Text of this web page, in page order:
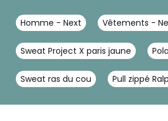
Homme - Next Vêtements -
Sweat Project X paris jaune
Sweat ras du cou Pull zippé